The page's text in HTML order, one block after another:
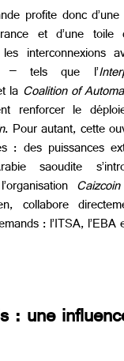
profite donc
et d’une toile
interconnexions
– tels que l’
la Coalition of
renforcer le
. Pour autant, cette
: des puissances
saoudite
Caizcoin
collabore
: l’ITSA, l’EBA
: une